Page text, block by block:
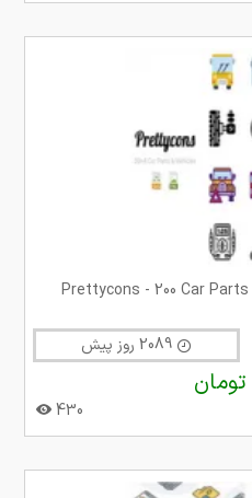
مجموعه آیکون اتومبیل و قطعات Prettycons - 200 Car Parts
430